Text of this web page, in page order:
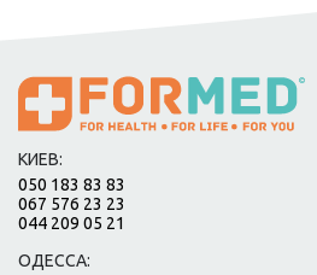
КИЕВ:
050 183 83 83
067 576 23 23
044 209 05 21
ОДЕССА: